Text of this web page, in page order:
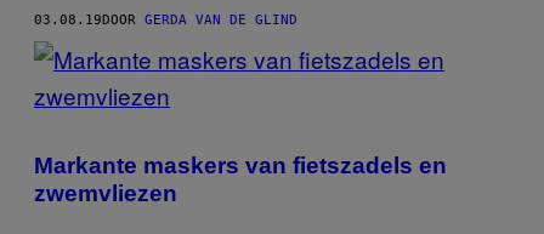
03.08.19DOOR GERDA VAN DE GLIND
Markante maskers van fietszadels en
zwemvliezen